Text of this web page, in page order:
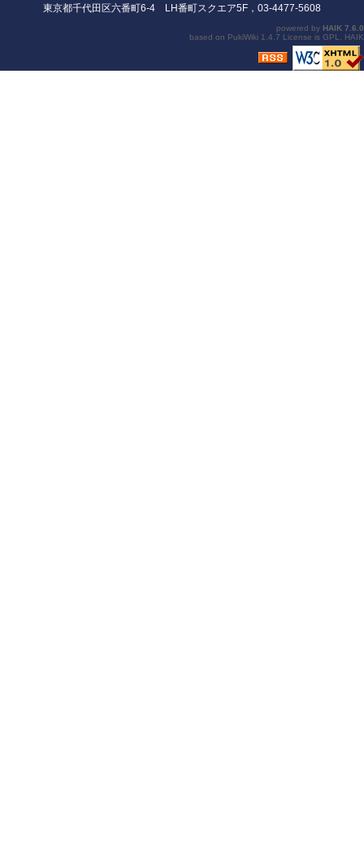
東京都千代田区六番町6-4 LH番町スクエア5F，03-4477-5608
powered by HAIK 7.6.0
based on PukiWiki 1.4.7 License is GPL HAIK